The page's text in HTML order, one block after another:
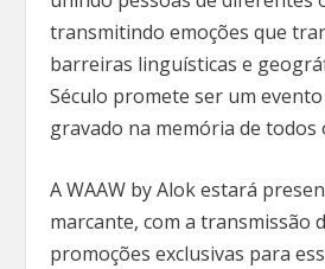
transmitindo emoções que
barreiras linguísticas e
Século promete ser um
gravado na memória de todos
A WAAW by Alok estará
marcante, com a transmissão
promoções exclusivas para